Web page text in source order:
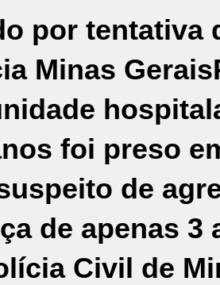
por tentativa
Minas Gerais
foi preso
de
de apenas 3
Civil de